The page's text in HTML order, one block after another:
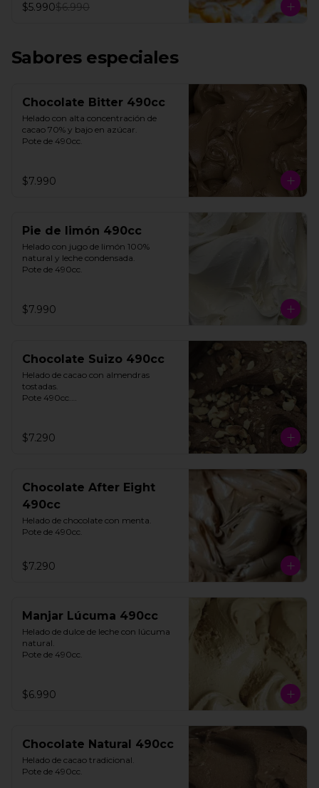
**FOTO REFERENCIAL**
$5.990$6.990
Sabores especiales
Chocolate Bitter 490cc
Helado con alta concentración de
cacao 70% y bajo en azúcar.
Pote de 490cc.
$7.990
Pie de limón 490cc
Helado con jugo de limón 100%
natural y leche condensada.
Pote de 490cc.
$7.990
Chocolate Suizo 490cc
Helado de cacao con almendras
tostadas.
Pote 490cc.
**FOTO REFERENCIAL**
$7.290
Chocolate After Eight
490cc
Helado de chocolate con menta.
Pote de 490cc.
$7.290
Manjar Lúcuma 490cc
Helado de dulce de leche con lúcuma
natural.
Pote de 490cc.
$6.990
Chocolate Natural 490cc
Helado de cacao tradicional.
Pote de 490cc.